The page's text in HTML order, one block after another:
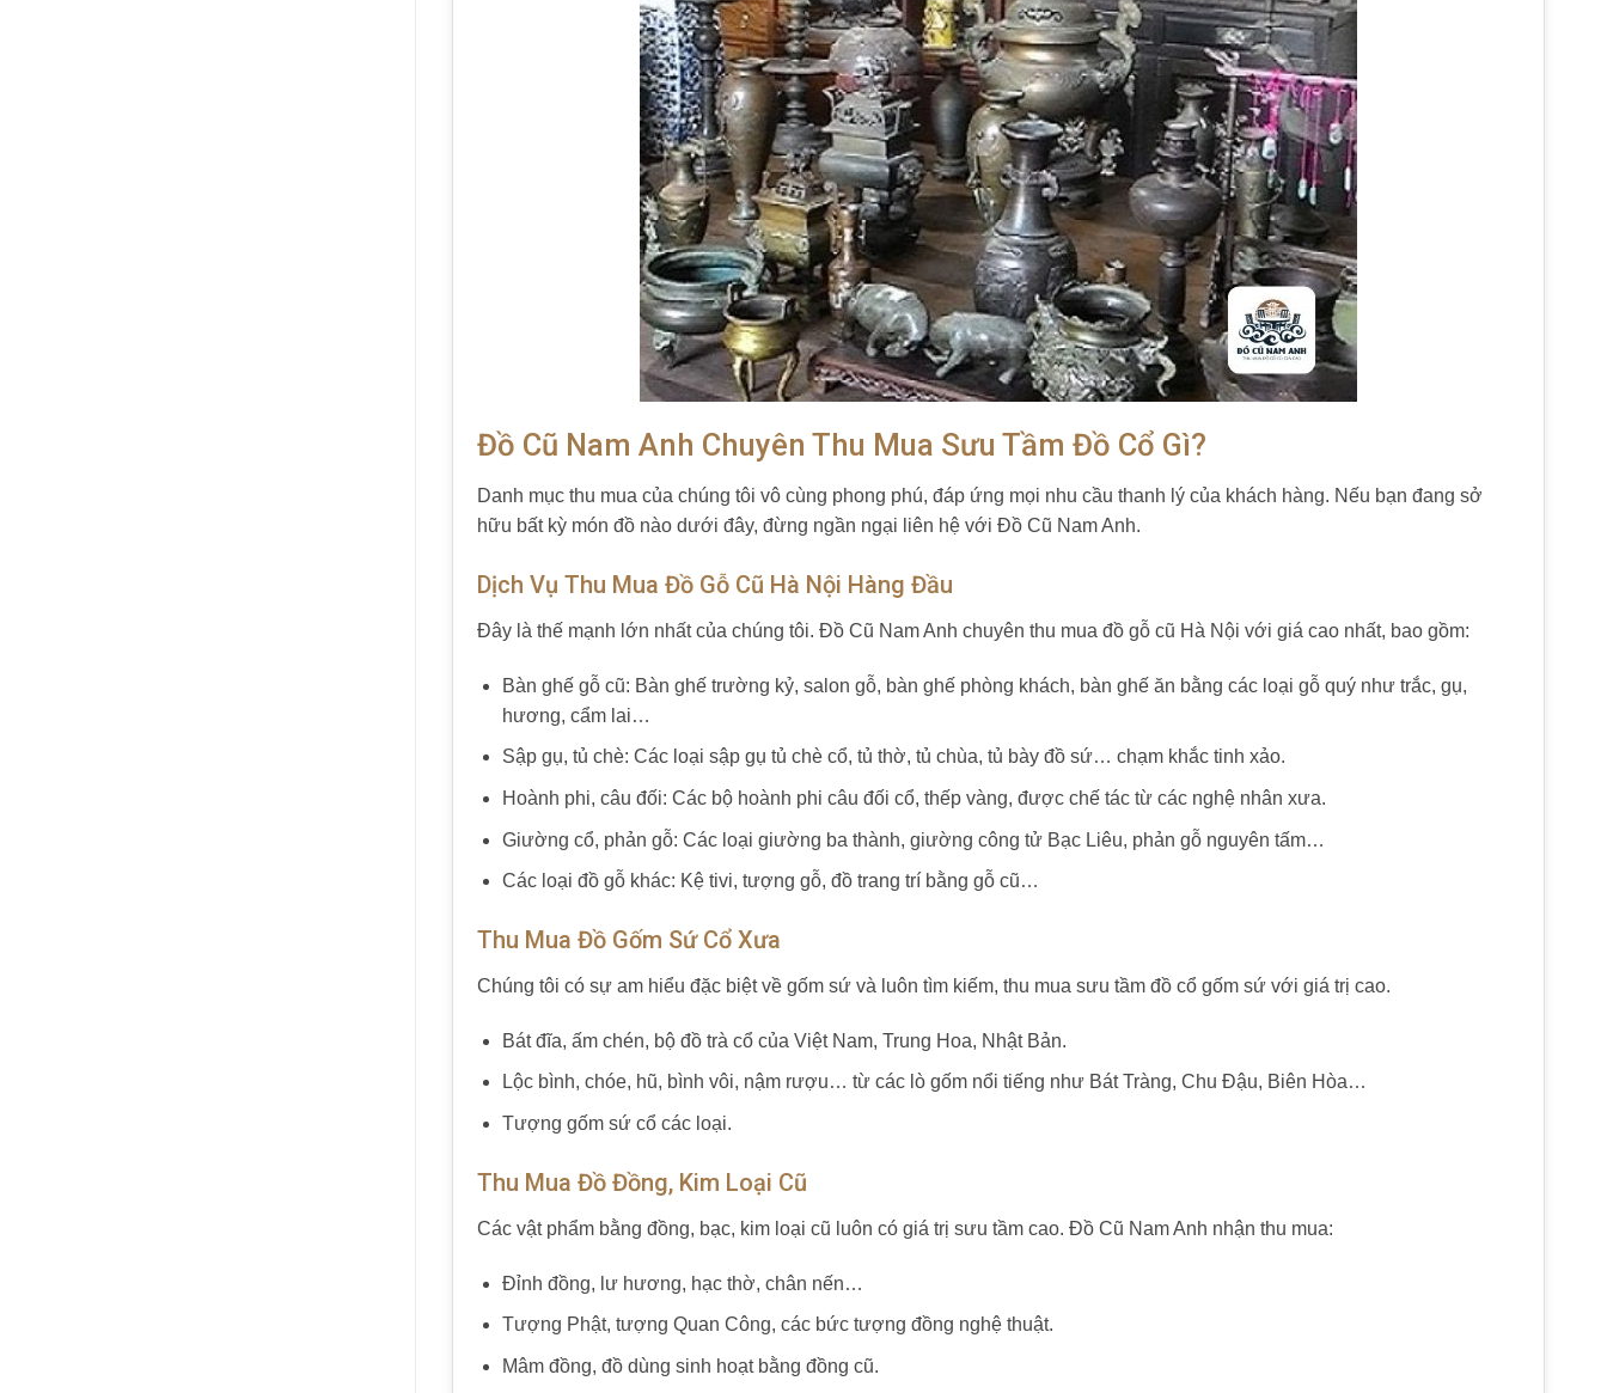
Đồ Cũ Nam Anh Chuyên Thu Mua Sưu Tầm Đồ Cổ Gì?
Danh mục thu mua của chúng tôi vô cùng phong phú, đáp ứng mọi nhu cầu thanh lý của khách hàng. Nếu bạn đang sở
hữu bất kỳ món đồ nào dưới đây, đừng ngần ngại liên hệ với Đồ Cũ Nam Anh.
Dịch Vụ Thu Mua Đồ Gỗ Cũ Hà Nội Hàng Đầu
Đây là thế mạnh lớn nhất của chúng tôi. Đồ Cũ Nam Anh chuyên thu mua đồ gỗ cũ Hà Nội với giá cao nhất, bao gồm:
Bàn ghế gỗ cũ: Bàn ghế trường kỷ, salon gỗ, bàn ghế phòng khách, bàn ghế ăn bằng các loại gỗ quý như trắc, gụ,
hương, cẩm lai…
Sập gụ, tủ chè: Các loại sập gụ tủ chè cổ, tủ thờ, tủ chùa, tủ bày đồ sứ… chạm khắc tinh xảo.
Hoành phi, câu đối: Các bộ hoành phi câu đối cổ, thếp vàng, được chế tác từ các nghệ nhân xưa.
Giường cổ, phản gỗ: Các loại giường ba thành, giường công tử Bạc Liêu, phản gỗ nguyên tấm…
Các loại đồ gỗ khác: Kệ tivi, tượng gỗ, đồ trang trí bằng gỗ cũ…
Thu Mua Đồ Gốm Sứ Cổ Xưa
Chúng tôi có sự am hiểu đặc biệt về gốm sứ và luôn tìm kiếm, thu mua sưu tầm đồ cổ gốm sứ với giá trị cao.
Bát đĩa, ấm chén, bộ đồ trà cổ của Việt Nam, Trung Hoa, Nhật Bản.
Lộc bình, chóe, hũ, bình vôi, nậm rượu… từ các lò gốm nổi tiếng như Bát Tràng, Chu Đậu, Biên Hòa…
Tượng gốm sứ cổ các loại.
Thu Mua Đồ Đồng, Kim Loại Cũ
Các vật phẩm bằng đồng, bạc, kim loại cũ luôn có giá trị sưu tầm cao. Đồ Cũ Nam Anh nhận thu mua:
Đỉnh đồng, lư hương, hạc thờ, chân nến…
Tượng Phật, tượng Quan Công, các bức tượng đồng nghệ thuật.
Mâm đồng, đồ dùng sinh hoạt bằng đồng cũ.